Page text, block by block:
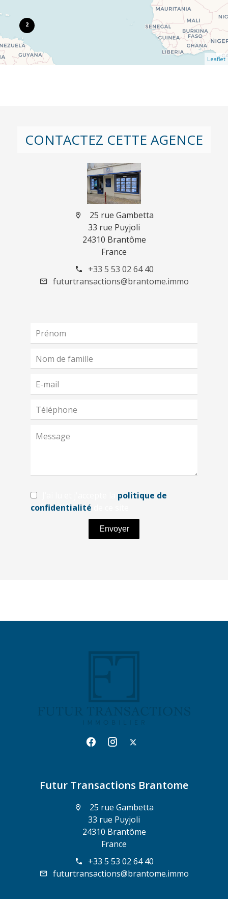
2
Leaflet
CONTACTEZ CETTE AGENCE
25 rue Gambetta
33 rue Puyjoli
24310 Brantôme
France
+33 5 53 02 64 40
futurtransactions@brantome.immo
politique de
confidentialité
Envoyer
Futur Transactions Brantome
25 rue Gambetta
33 rue Puyjoli
24310 Brantôme
France
+33 5 53 02 64 40
futurtransactions@brantome.immo